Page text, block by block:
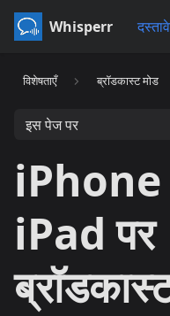
Whisperr
विशेषताएँ ब्रॉडकास्ट मोड
इस पेज पर
iPad पर